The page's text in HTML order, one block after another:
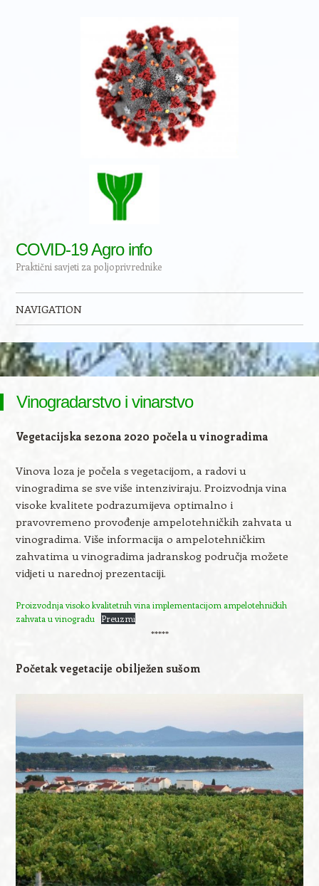
COVID-19 Agro info
Praktični savjeti za poljoprivrednike
NAVIGATION
Vinogradarstvo i vinarstvo
Vegetacijska sezona 2020 počela u vinogradima
Vinova loza je počela s vegetacijom, a radovi u
vinogradima se sve više intenziviraju. Proizvodnja vina
visoke kvalitete podrazumijeva optimalno i
pravovremeno provođenje ampelotehničkih zahvata u
vinogradima. Više informacija o ampelotehničkim
zahvatima u vinogradima jadranskog područja možete
vidjeti u narednoj prezentaciji.
Proizvodnja visoko kvalitetnih vina implementacijom ampelotehničkih
zahvata u vinogradu
Preuzmi
*****
Početak vegetacije obilježen sušom